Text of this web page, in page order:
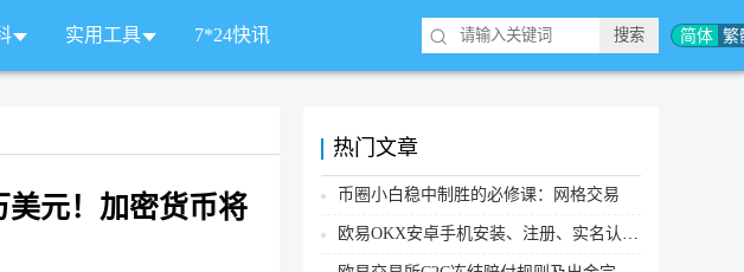
简体 繁
实用工具 7*24快讯
美元！加密货币将
热门文章
币圈小白稳中制胜的必修课：网格交易
欧易OKX安卓手机安装、注册、实名认证、买币转账新手实操教程